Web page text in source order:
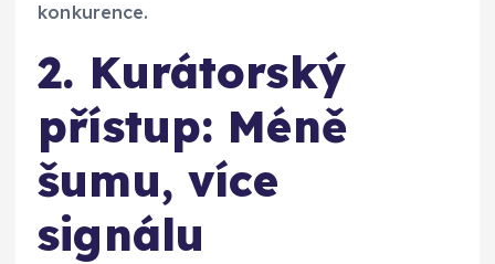
konkurence.
2. Kurátorský
přístup: Méně
šumu, více
signálu